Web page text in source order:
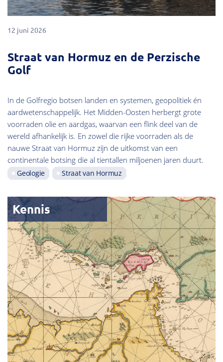
12 juni 2026
Straat van Hormuz en de Perzische
Golf
In de Golfregio botsen landen en systemen, geopolitiek én
aardwetenschappelijk. Het Midden-Oosten herbergt grote
voorraden olie en aardgas, waarvan een flink deel van de
wereld afhankelijk is. En zowel die rijke voorraden als de
nauwe Straat van Hormuz zijn de uitkomst van een
continentale botsing die al tientallen miljoenen jaren duurt.
Geologie Straat van Hormuz
Kennis